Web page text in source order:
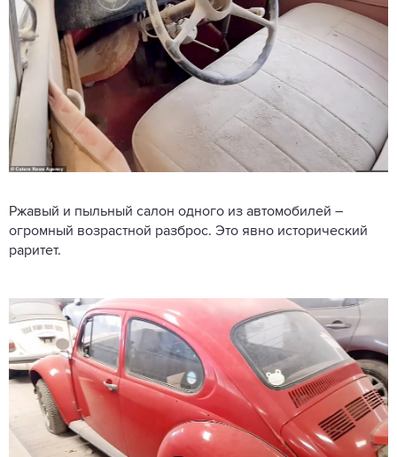
Ржавый и пыльный салон одного из автомобилей –
огромный возрастной разброс. Это явно исторический
раритет.